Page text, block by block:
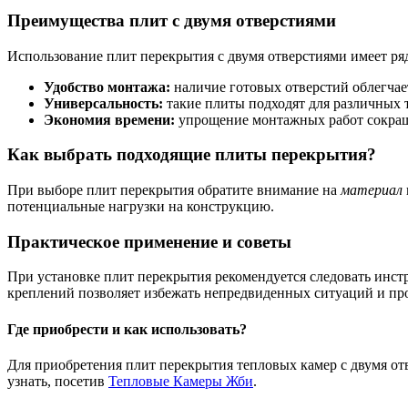
Преимущества плит с двумя отверстиями
Использование плит перекрытия с двумя отверстиями имеет
Удобство монтажа: наличие готовых отверстий
Универсальность: такие плиты подходят для
Экономия времени: упрощение монтажных работ
Как выбрать подходящие плиты перекрытия?
При выборе плит перекрытия обратите внимание на материал
потенциальные нагрузки на конструкцию.
Практическое применение и советы
При установке плит перекрытия рекомендуется следовать
креплений позволяет избежать непредвиденных ситуаций и
Где приобрести и как использовать?
Для приобретения плит перекрытия тепловых камер с двумя
узнать, посетив Тепловые Камеры Жби.